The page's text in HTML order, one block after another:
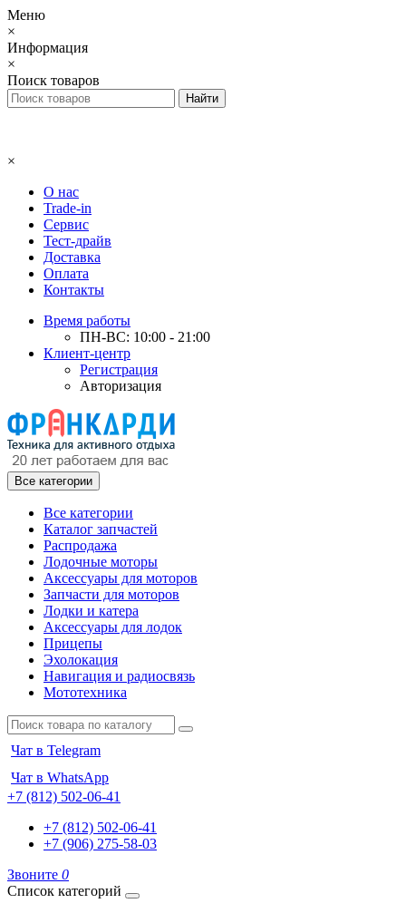
Меню
×
Информация
×
Поиск товаров
×
О нас
Trade-in
Сервис
Тест-драйв
Доставка
Оплата
Контакты
Время работы
ПН-ВС: 10:00 - 21:00
Клиент-центр
Регистрация
Авторизация
Все категории
Все категории
Каталог запчастей
Распродажа
Лодочные моторы
Аксессуары для моторов
Запчасти для моторов
Лодки и катера
Аксессуары для лодок
Прицепы
Эхолокация
Навигация и радиосвязь
Мототехника
Чат в Telegram
Чат в WhatsApp
+7 (812) 502-06-41
+7 (812) 502-06-41
+7 (906) 275-58-03
Звоните 0
Список категорий